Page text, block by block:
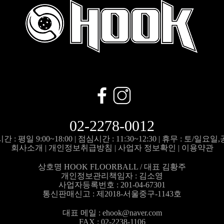
02-2278-0012
간 : 평일 9:00~18:00 | 점심시간 : 11:30~12:30 | 휴무 : 토/일요일,
회사소개 | 개인정보취급방침 | 사업자 정보확인 | 이용약관
상호명 HOOK FLOORBALL / 대표 김황주
개인정보관리책임자 : 김소영
사업자등록번호 : 201-04-67301
통신판매신고 : 제2018-서울중구-1143호
대표 메일 : ehook@naver.com
FAX : 02-2238-1106